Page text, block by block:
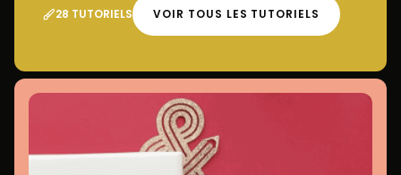
28 TUTORIELS VOIR TOUS LES TUTORIELS